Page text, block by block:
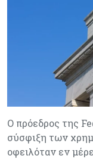
Ο πρόεδρος της
σύσφιξη των
οφειλόταν εν